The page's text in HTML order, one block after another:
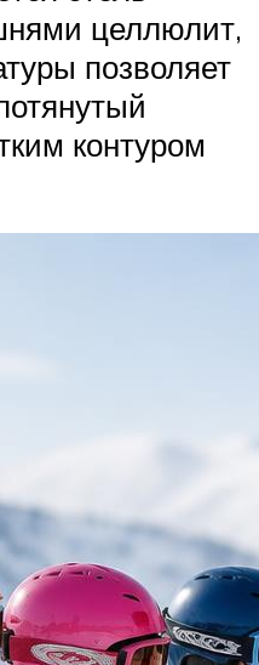
целлюлит,
позволяет
контуром